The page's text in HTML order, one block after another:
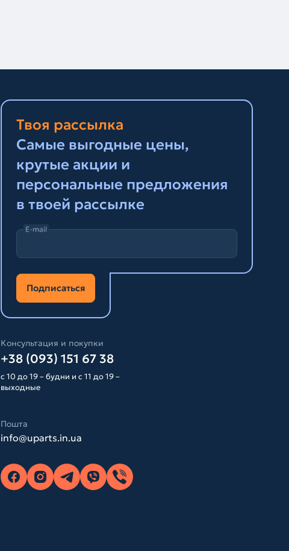
Твоя рассылка
Самые выгодные цены,
крутые акции и
персональные предложения
в твоей рассылке
E-mail
Подписаться
Консультация и покупки
+38 (093) 151 67 38
с 10 до 19 – будни и с 11 до 19 –
выходные
Пошта
info@uparts.in.ua